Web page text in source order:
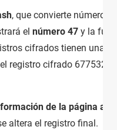
, que convierte números,
el número 47 y la
cifrados tienen una
registro cifrado 677532 a
de la página a la
altera el registro final.